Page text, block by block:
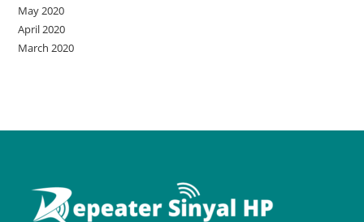
May 2020
April 2020
March 2020